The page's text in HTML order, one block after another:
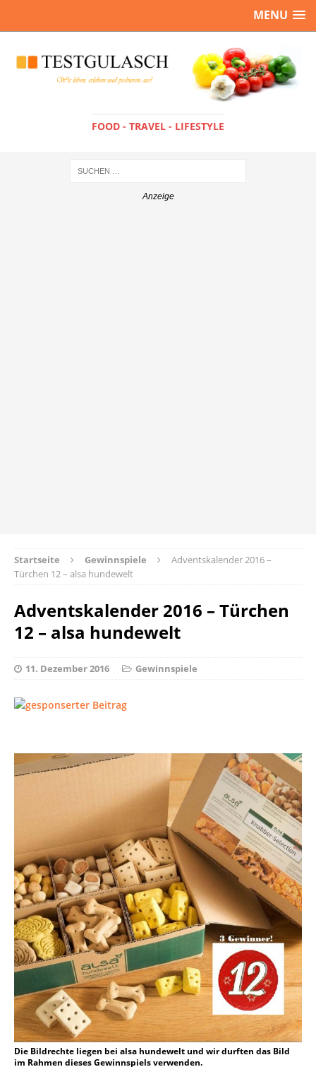
MENU
FOOD - TRAVEL - LIFESTYLE
Startseite Gewinnspiele
Adventskalender 2016 –
Türchen 12 – alsa hundewelt
Adventskalender 2016 – Türchen
12 – alsa hundewelt
11. Dezember 2016 Gewinnspiele
Die Bildrechte liegen bei alsa hundewelt und wir durften das Bild
im Rahmen dieses Gewinnspiels verwenden.